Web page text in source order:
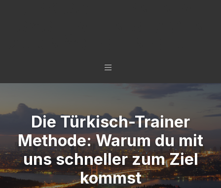
Die Türkisch-Trainer
Methode: Warum du mit
uns schneller zum Ziel
kommst